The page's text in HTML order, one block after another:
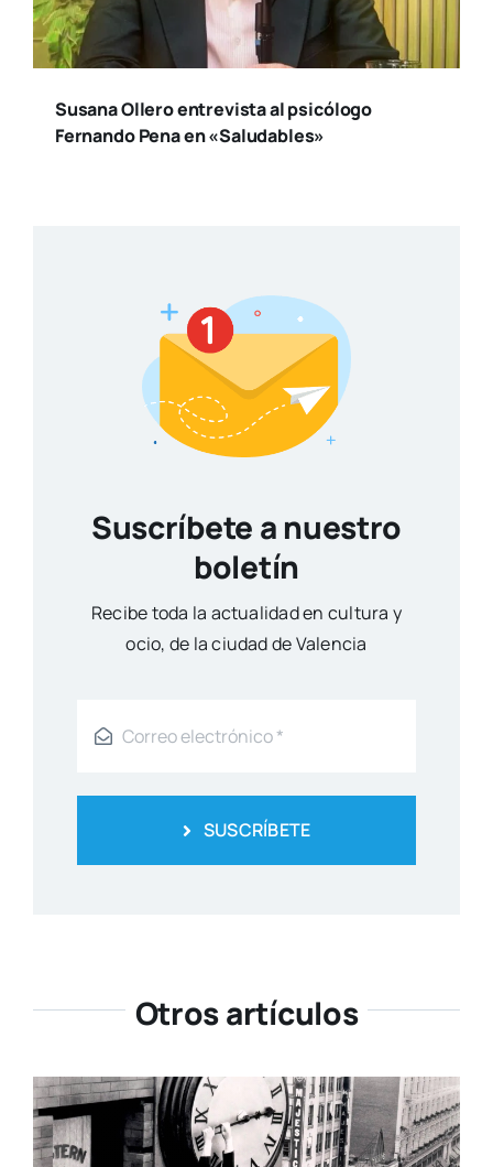
Susana Ollero entrevista al psicólogo
Fernando Pena en «Saludables»
Suscríbete a nuestro
boletín
Reci­be toda la actua­li­dad en cul­tu­ra y
ocio, de la ciu­dad de Valen­cia
SUSCRÍBETE
Otros artículos